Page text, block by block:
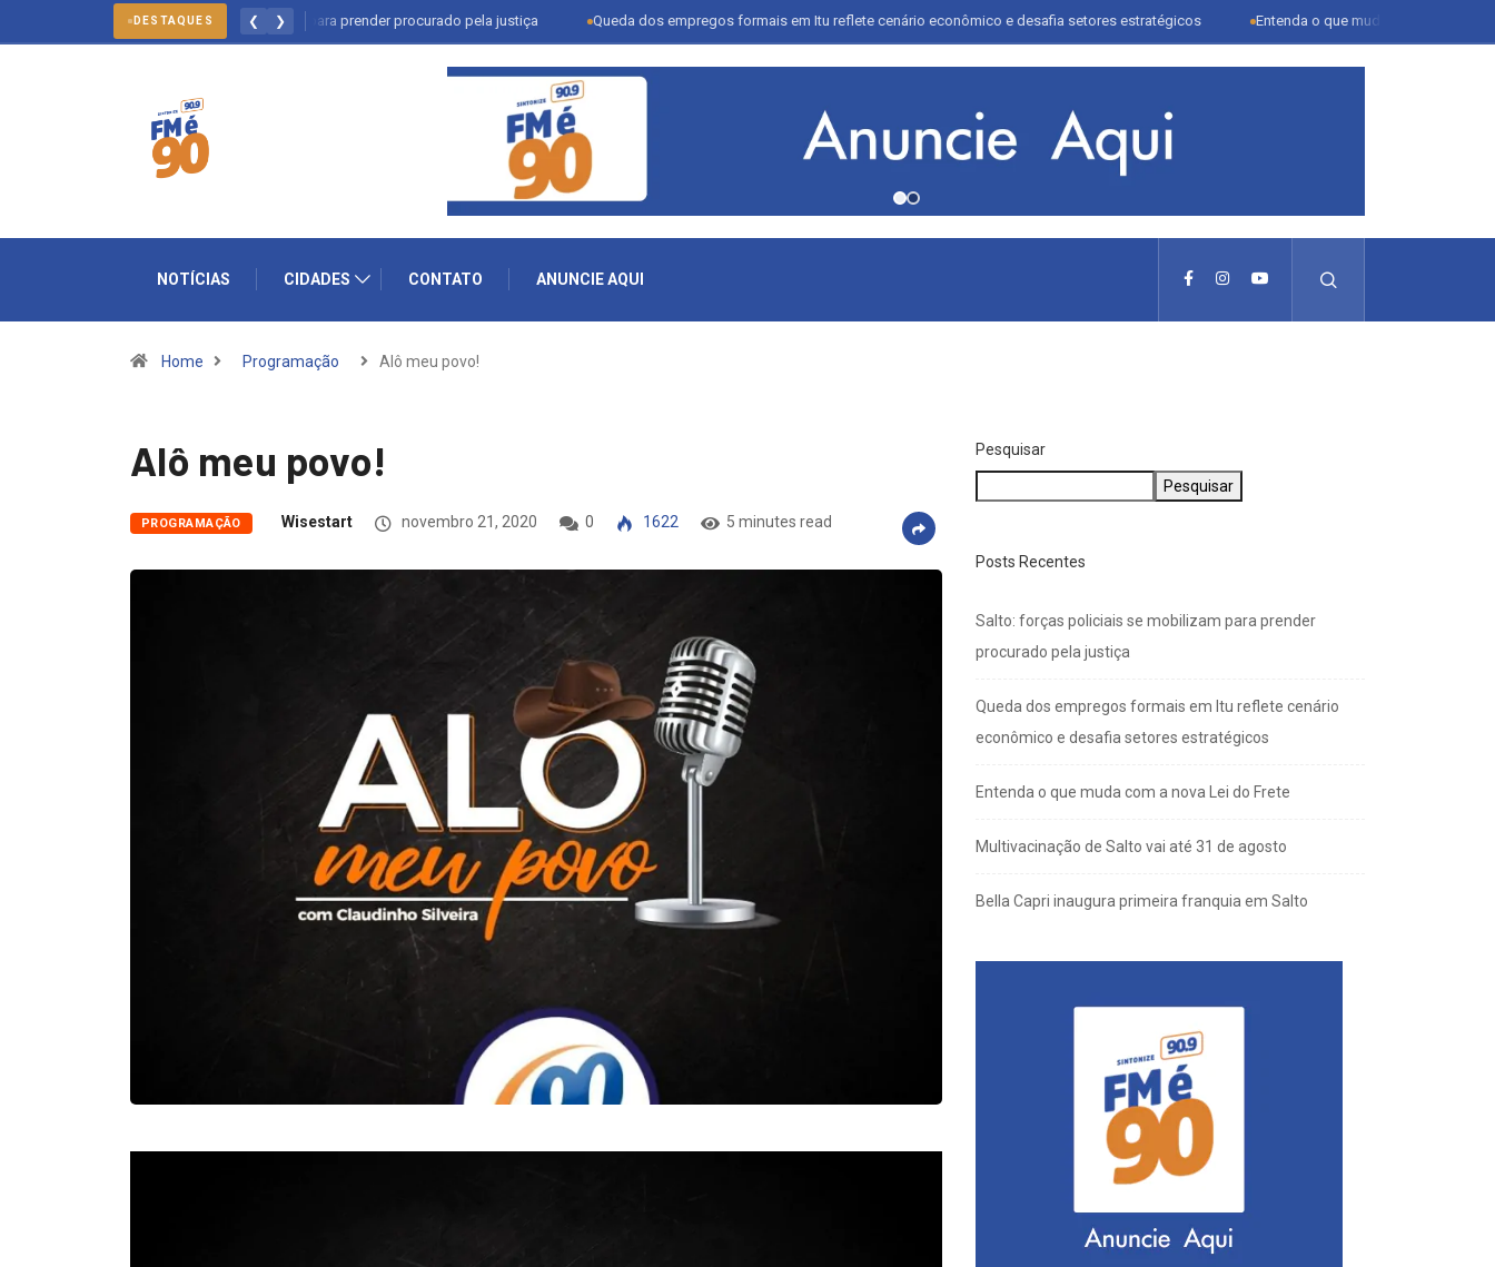
DESTAQUES ❮ ❯
Salto: forças policiais se mobilizam para prender procurado pela justiça Queda dos empregos formais em Itu reflete cenário econômico e desafia setores estratégicos Entenda o que muda com a nova Lei do Frete
NOTÍCIAS CIDADES CONTATO ANUNCIE AQUI
Home Programação Alô meu povo!
Alô meu povo!
PROGRAMAÇÃO Wisestart novembro 21, 2020 0 1622 5 minutes read
Pesquisar
Pesquisar
Posts Recentes
Salto: forças policiais se mobilizam para prender
procurado pela justiça
Queda dos empregos formais em Itu reflete cenário
econômico e desafia setores estratégicos
Entenda o que muda com a nova Lei do Frete
Multivacinação de Salto vai até 31 de agosto
Bella Capri inaugura primeira franquia em Salto